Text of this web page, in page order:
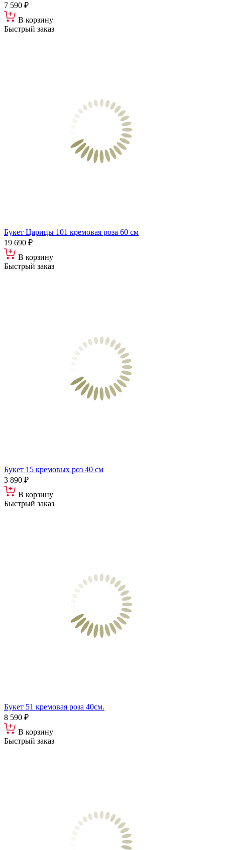
7 590 ₽
В корзину
Быстрый заказ
Букет Царицы 101 кремовая роза 60 см
19 690 ₽
В корзину
Быстрый заказ
Букет 15 кремовых роз 40 см
3 890 ₽
В корзину
Быстрый заказ
Букет 51 кремовая роза 40см.
8 590 ₽
В корзину
Быстрый заказ